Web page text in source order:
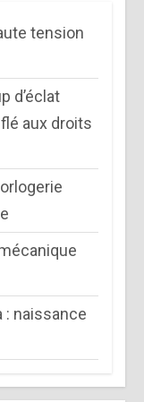
tension
d’éclat
aux droits
: naissance